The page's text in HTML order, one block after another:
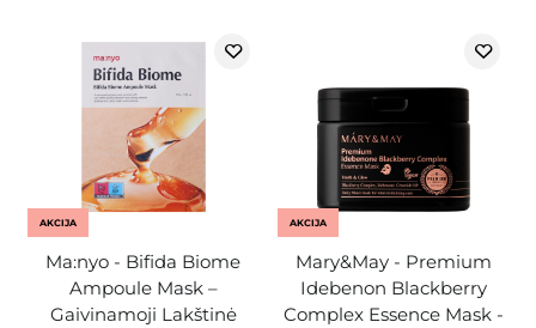
AKCIJA
Ma:nyo - Bifida Biome
Ampoule Mask –
Gaivinamoji Lakštinė
AKCIJA
Mary&May - Premium
Idebenon Blackberry
Complex Essence Mask -